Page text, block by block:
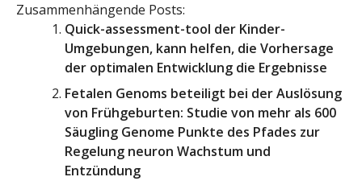
Zusammenhängende Posts:
Quick-assessment-tool der Kinder-
Umgebungen, kann helfen, die Vorhersage
der optimalen Entwicklung die Ergebnisse
Fetalen Genoms beteiligt bei der Auslösung
von Frühgeburten: Studie von mehr als 600
Säugling Genome Punkte des Pfades zur
Regelung neuron Wachstum und
Entzündung